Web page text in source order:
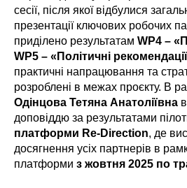
сесії, після якої відбулися
презентації ключових робочих
приділено результатам WP4 –
WP5 – «Політичні
практичні напрацювання та
розроблені в межах проєкту. В
Одінцова Тетяна Анатоліївна
доповіддю за результатами
платформи Re-Direction, де
досягнення усіх партнерів в
платформи з жовтня 2025 по